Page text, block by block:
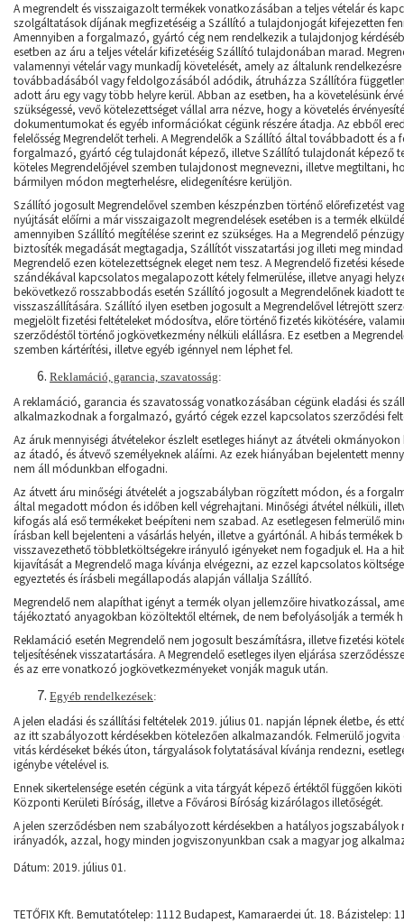
A megrendelt és visszaigazolt termékek vonatkozásában a teljes vételár és
szolgáltatások díjának megfizetéséig a Szállító a tulajdonjogát kifejezetten
Amennyiben a forgalmazó, gyártó cég nem rendelkezik a tulajdonjog
esetben az áru a teljes vételár kifizetéséig Szállító tulajdonában marad.
valamennyi vételár vagy munkadíj követelését, amely az általunk
továbbadásából vagy feldolgozásából adódik, átruházza Szállítóra
adott áru egy vagy több helyre kerül. Abban az esetben, ha a követelésünk
szükségessé, vevő kötelezettséget vállal arra nézve, hogy a követelés
dokumentumokat és egyéb információkat cégünk részére átadja. Az ebből
felelősség Megrendelőt terheli. A Megrendelők a Szállító által továbbadott és a
forgalmazó, gyártó cég tulajdonát képező, illetve Szállító tulajdonát képező
köteles Megrendelőjével szemben tulajdonost megnevezni, illetve megtiltani,
bármilyen módon megterhelésre, elidegenítésre kerüljön.
Szállító jogosult Megrendelővel szemben készpénzben történő előrefizetést
nyújtását előírni a már visszaigazolt megrendelések esetében is a termék
amennyiben Szállító megítélése szerint ez szükséges. Ha a Megrendelő
biztosíték megadását megtagadja, Szállítót visszatartási jog illeti meg
Megrendelő ezen kötelezettségnek eleget nem tesz. A Megrendelő fizetési
szándékával kapcsolatos megalapozott kétely felmerülése, illetve anyagi
bekövetkező rosszabbodás esetén Szállító jogosult a Megrendelőnek kiadott
visszaszállítására. Szállító ilyen esetben jogosult a Megrendelővel létrejött
megjelölt fizetési feltételeket módosítva, előre történő fizetés kikötésére,
szerződéstől történő jogkövetkezmény nélküli elállásra. Ez esetben a
szemben kártérítési, illetve egyéb igénnyel nem léphet fel.
Reklamáció, garancia, szavatosság:
A reklamáció, garancia és szavatosság vonatkozásában cégünk eladási és
alkalmazkodnak a forgalmazó, gyártó cégek ezzel kapcsolatos szerződési
Az áruk mennyiségi átvételekor észlelt esetleges hiányt az átvételi okmányokon
az átadó, és átvevő személyeknek aláírni. Az ezek hiányában bejelentett
nem áll módunkban elfogadni.
Az átvett áru minőségi átvételét a jogszabályban rögzített módon, és a
által megadott módon és időben kell végrehajtani. Minőségi átvétel nélküli,
kifogás alá eső termékeket beépíteni nem szabad. Az esetlegesen felmerülő
írásban kell bejelenteni a vásárlás helyén, illetve a gyártónál. A hibás termékek
visszavezethető többletköltségekre irányuló igényeket nem fogadjuk el. Ha a
kijavítását a Megrendelő maga kívánja elvégezni, az ezzel kapcsolatos
egyeztetés és írásbeli megállapodás alapján vállalja Szállító.
Megrendelő nem alapíthat igényt a termék olyan jellemzőire hivatkozással,
tájékoztató anyagokban közöltektől eltérnek, de nem befolyásolják a termék
Reklamáció esetén Megrendelő nem jogosult beszámításra, illetve fizetési
teljesítésének visszatartására. A Megrendelő esetleges ilyen eljárása
és az erre vonatkozó jogkövetkezményeket vonják maguk után.
Egyéb rendelkezések:
A jelen eladási és szállítási feltételek 2019. július 01. napján lépnek életbe, és
az itt szabályozott kérdésekben kötelezően alkalmazandók. Felmerülő jogvita
vitás kérdéseket békés úton, tárgyalások folytatásával kívánja rendezni,
igénybe vételével is.
Ennek sikertelensége esetén cégünk a vita tárgyát képező értéktől függően
Központi Kerületi Bíróság, illetve a Fővárosi Bíróság kizárólagos illetőségét.
A jelen szerződésben nem szabályozott kérdésekben a hatályos jogszabályok
irányadók, azzal, hogy minden jogviszonyunkban csak a magyar jog
Dátum: 2019. július 01.
TETŐFIX Kft. Bemutatótelep: 1112 Budapest, Kamaraerdei út. 18. Bázistelep: